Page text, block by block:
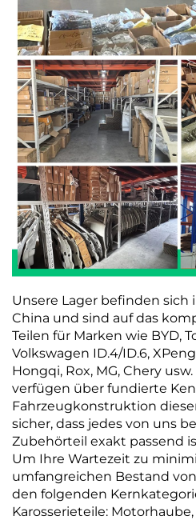
Unsere Lager befinden sich
China und sind auf das
Teilen für Marken wie BYD,
Volkswagen ID.4/ID.6,
Hongqi, Rox, MG, Chery
verfügen über fundierte
Fahrzeugkonstruktion
sicher, dass jedes von uns
Zubehörteil exakt passend
Um Ihre Wartezeit zu
umfangreichen Bestand
den folgenden
Karosserieteile: